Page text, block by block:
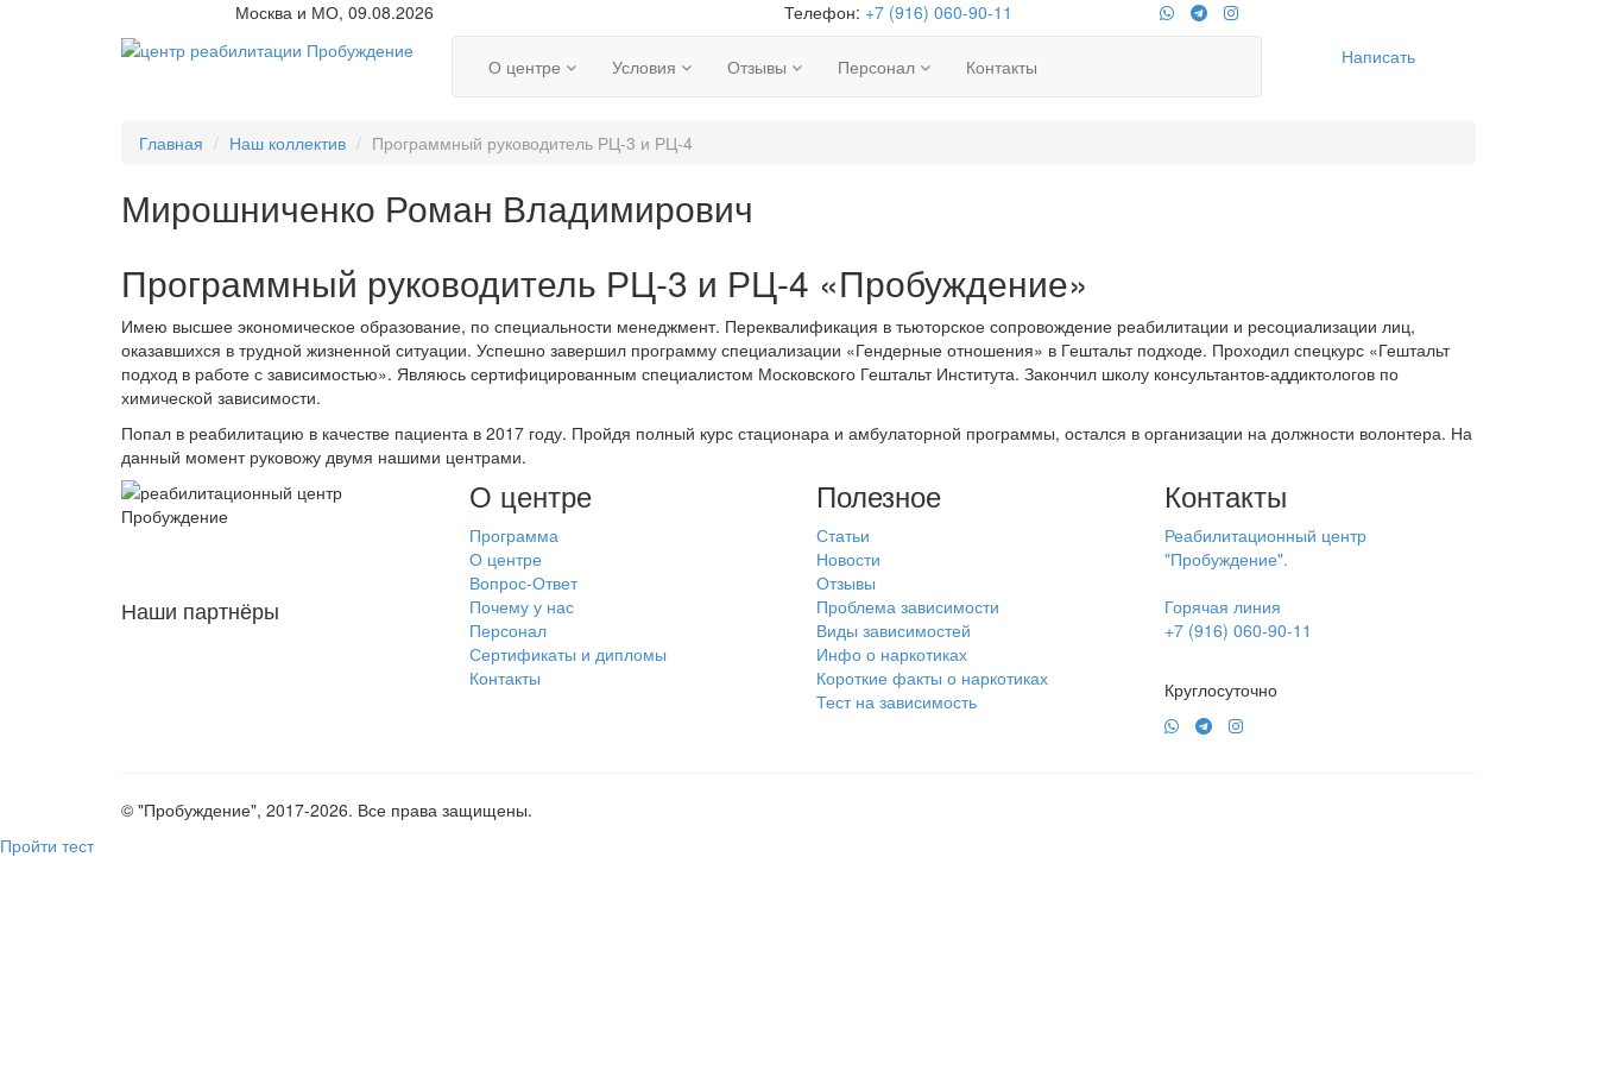
Москва и МО, 09.08.2026 Телефон: +7 (916) 060-90-11
О центре Условия Отзывы Персонал Контакты Написать
Главная Наш коллектив Программный руководитель РЦ-3 и РЦ-4
Мирошниченко Роман Владимирович
Программный руководитель РЦ-3 и РЦ-4 «Пробуждение»
Имею высшее экономическое образование, по специальности менеджмент. Переквалификация в тьюторское сопровождение реабилитации и ресоциализации лиц,
оказавшихся в трудной жизненной ситуации. Успешно завершил программу специализации «Гендерные отношения» в Гештальт подходе. Проходил спецкурс «Гештальт
подход в работе с зависимостью». Являюсь сертифицированным специалистом Московского Гештальт Института. Закончил школу консультантов-аддиктологов по
химической зависимости.
Попал в реабилитацию в качестве пациента в 2017 году. Пройдя полный курс стационара и амбулаторной программы, остался в организации на должности волонтера. На
данный момент руковожу двумя нашими центрами.
Наши партнёры
О центре
Программа
О центре
Вопрос-Ответ
Почему у нас
Персонал
Сертификаты и дипломы
Контакты
Полезное
Статьи
Новости
Отзывы
Проблема зависимости
Виды зависимостей
Инфо о наркотиках
Короткие факты о наркотиках
Тест на зависимость
Контакты
Реабилитационный центр
"Пробуждение".
Горячая линия
+7 (916) 060-90-11
Круглосуточно
© "Пробуждение", 2017-2026. Все права защищены.
Пройти тест